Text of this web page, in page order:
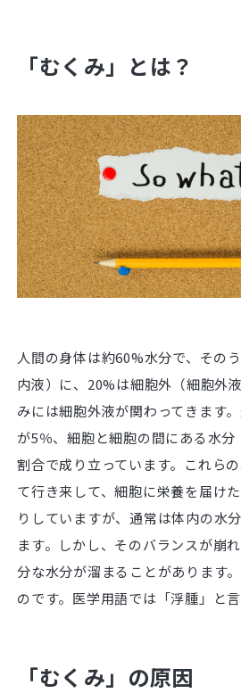
「むくみ」とは？
人間の身体は約60%水分で、その
内液）に、20%は細胞外（細胞外
みには細胞外液が関わってきます
が5％、細胞と細胞の間にある水
割合で成り立っています。これら
て行き来して、細胞に栄養を届け
りしていますが、通常は体内の水
ます。しかし、そのバランスが崩
分な水分が溜まることがあります
のです。医学用語では「浮腫」と言
「むくみ」の原因